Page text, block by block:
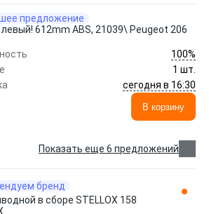
предложение
612mm ABS, 21039\ Peugeot 206
100%
1 шт.
сегодня в 16:30
В корзину
Показать еще 6 предложений
бренд
в сборе STELLOX 158